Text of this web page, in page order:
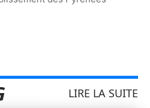
LIRE LA SUITE